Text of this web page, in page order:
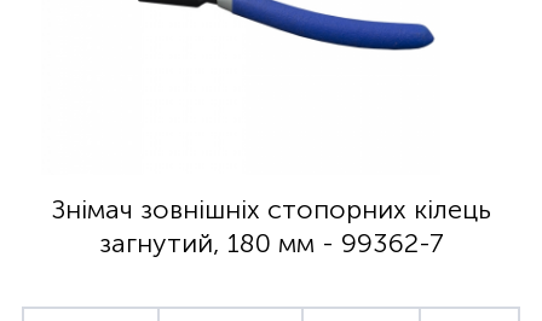
Знімач зовнішніх стопорних кілець
загнутий, 180 мм - 99362-7